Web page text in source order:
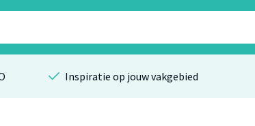
Inspiratie op jouw vakgebied